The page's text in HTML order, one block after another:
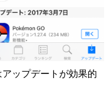
ップデートが効果的